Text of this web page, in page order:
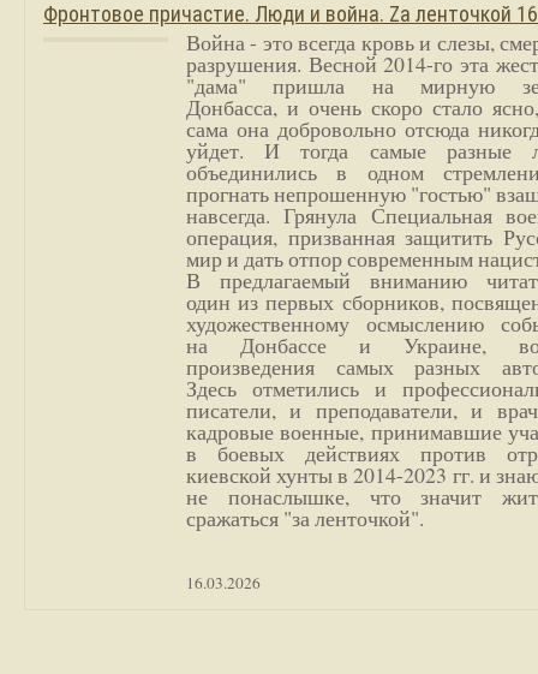
Фронтовое причастие. Люди и война. Zа ленточкой
Война - это всегда кровь и слезы,
разрушения. Весной 2014-го эта
"дама" пришла на мирную
Донбасса, и очень скоро стало
сама она добровольно отсюда
уйдет. И тогда самые разные
объединились в одном
прогнать непрошенную "гостью"
навсегда. Грянула Специальная
операция, призванная защитить
мир и дать отпор современным
В предлагаемый вниманию
один из первых сборников,
художественному осмыслению
на Донбассе и Украине,
произведения самых разных
Здесь отметились и
писатели, и преподаватели, и
кадровые военные, принимавшие
в боевых действиях против
киевской хунты в 2014-2023 гг. и
не понаслышке, что значит
сражаться "за ленточкой".
16.03.2026